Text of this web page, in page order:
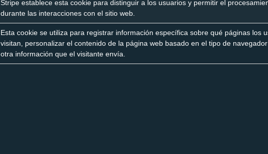
Stripe establece esta cookie para distinguir a los usuarios y permitir el
durante las interacciones con el sitio web.
Esta cookie se utiliza para registrar información específica sobre qué páginas los
visitan, personalizar el contenido de la página web basado en el tipo de
otra información que el visitante envía.